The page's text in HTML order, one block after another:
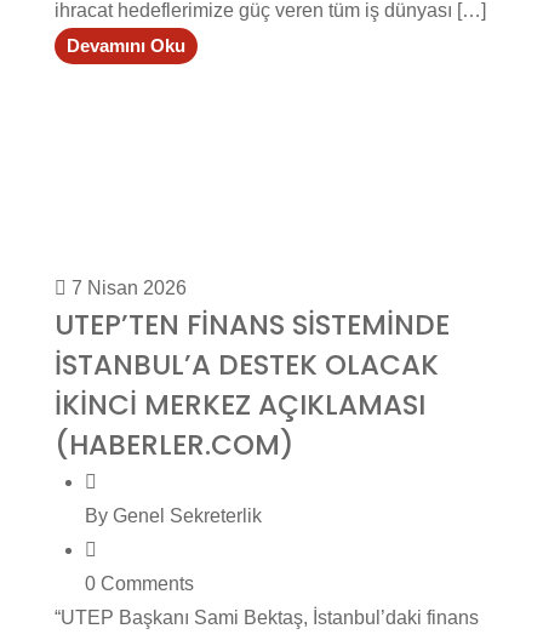
ihracat hedeflerimize güç veren tüm iş dünyası […]
Devamını Oku
7 Nisan 2026
UTEP’TEN FİNANS SİSTEMİNDE
İSTANBUL’A DESTEK OLACAK
İKİNCİ MERKEZ AÇIKLAMASI
(HABERLER.COM)
By Genel Sekreterlik
0 Comments
“UTEP Başkanı Sami Bektaş, İstanbul’daki finans